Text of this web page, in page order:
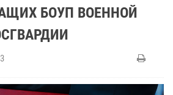
БОУП ВОЕННОЙ